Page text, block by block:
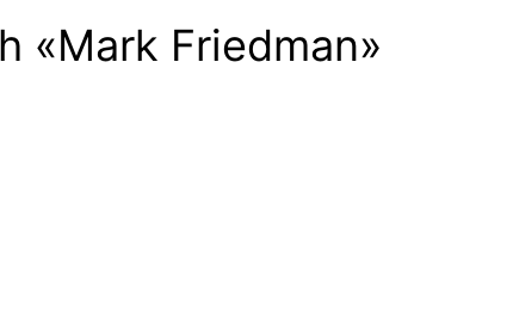
«Mark Friedman»